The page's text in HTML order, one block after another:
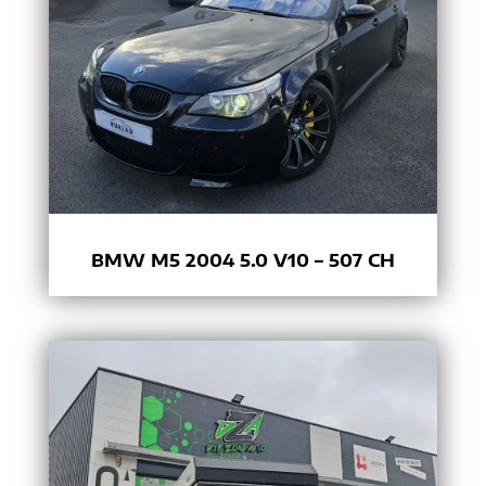
BMW M5 2004 5.0 V10 – 507 CH